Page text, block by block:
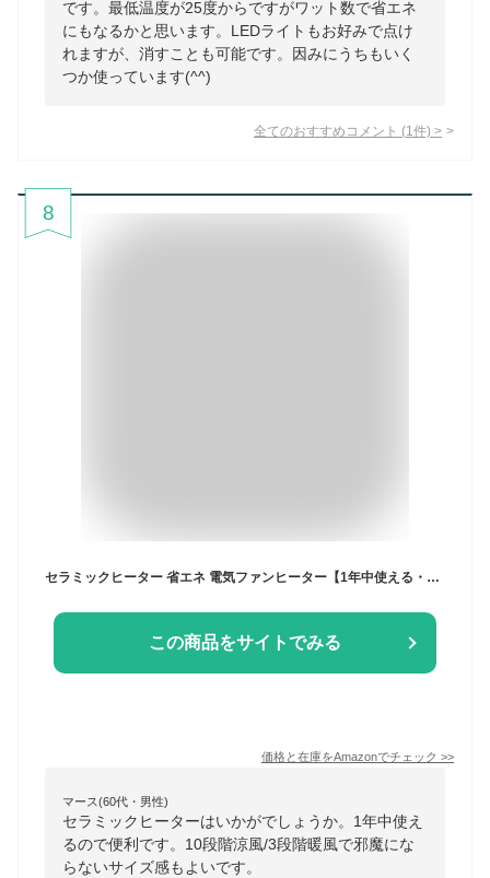
です。最低温度が25度からですがワット数で省エネ
にもなるかと思います。LEDライトもお好みで点け
れますが、消すことも可能です。因みにうちもいく
つか使っています(^^)
全てのおすすめコメント (1 件) >
8
セラミックヒーター 省エネ 電気ファンヒーター【1年中使える・冷暖兼用・180°上下調節+90°左右自動首振り】暖房器具 節電 10段階涼風/3段階暖風 タワーファン 温風 冷風 脱衣所ヒーター 冷暖房 羽根なしファンヒーター リモコン付き タイマー 羽根なし扇風機 過熱保護 転倒OFF オフィス トイレ 梅雨対策 脱衣所 寝室 衣類乾燥
この商品をサイトでみる
価格と在庫をAmazonでチェック >>
マース(60代・男性)
セラミックヒーターはいかがでしょうか。1年中使え
るので便利です。10段階涼風/3段階暖風で邪魔にな
らないサイズ感もよいです。